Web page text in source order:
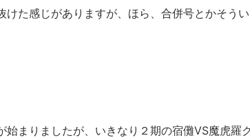
けた感じがありますが、ほら、合併号とかそう
始まりましたが、いきなり２期の宿儺VS魔虎羅